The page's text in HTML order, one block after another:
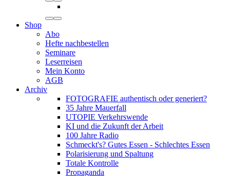
Shop
Abo
Hefte nachbestellen
Seminare
Leserreisen
Mein Konto
AGB
Archiv
FOTOGRAFIE authentisch oder generiert?
35 Jahre Mauerfall
UTOPIE Verkehrswende
KI und die Zukunft der Arbeit
100 Jahre Radio
Schmeckt's? Gutes Essen - Schlechtes Essen
Polarisierung und Spaltung
Totale Kontrolle
Propaganda